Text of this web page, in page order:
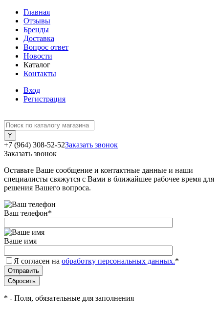
Главная
Отзывы
Бренды
Доставка
Вопрос ответ
Новости
Каталог
Контакты
Вход
Регистрация
+7 (964) 308-52-52Заказать звонок
Заказать звонок
Оставьте Ваше сообщение и контактные данные и наши
специалисты свяжутся с Вами в ближайшее рабочее время для
решения Вашего вопроса.
Ваш телефон*
Ваше имя
Я согласен на обработку персональных данных.*
* - Поля, обязательные для заполнения